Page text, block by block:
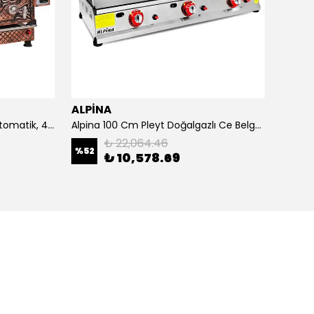
4 Demlikli Bakır Çay Kazanı Otomatik, 40 Litre
ALPİNA
Alpina 100 Cm Pleyt Doğalgazlı Ce Belgeli
%52 ₺ 22,064.46
₺ 10,578.69